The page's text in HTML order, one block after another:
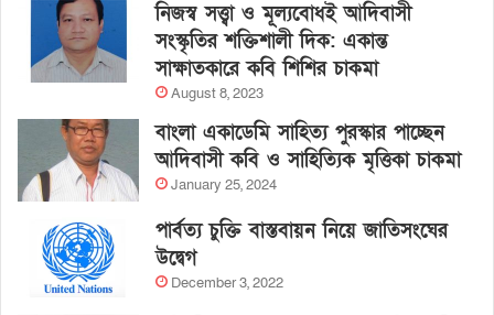
নিজস্ব সত্ত্বা ও মূল্যবোধই আদিবাসী
সংস্কৃতির শক্তিশালী দিক: একান্ত
সাক্ষাতকারে কবি শিশির চাকমা
August 8, 2023
বাংলা একাডেমি সাহিত্য পুরস্কার পাচ্ছেন
আদিবাসী কবি ও সাহিত্যিক মৃত্তিকা চাকমা
January 25, 2024
পার্বত্য চুক্তি বাস্তবায়ন নিয়ে জাতিসংঘের
উদ্বেগ
December 3, 2022